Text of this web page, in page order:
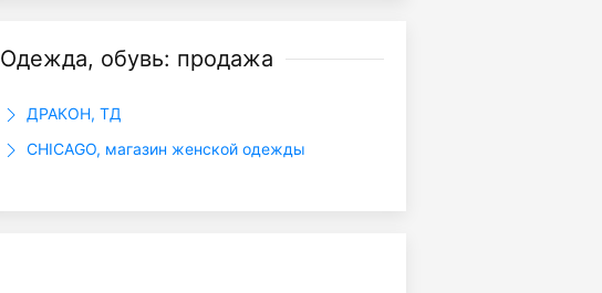
Одежда, обувь: продажа
ДРАКОН, ТД
CHICAGO, магазин женской одежды